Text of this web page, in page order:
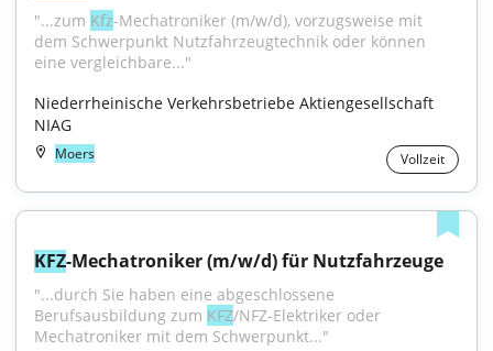
"...zum Kfz-Mechatroniker (m/w/d), vorzugsweise mit
dem Schwerpunkt Nutzfahrzeugtechnik oder können
eine vergleichbare..."
Niederrheinische Verkehrsbetriebe Aktiengesellschaft
NIAG
Moers Vollzeit
KFZ-Mechatroniker (m/w/d) für Nutzfahrzeuge
"...durch Sie haben eine abgeschlossene
Berufsausbildung zum KFZ/NFZ-Elektriker oder
Mechatroniker mit dem Schwerpunkt..."